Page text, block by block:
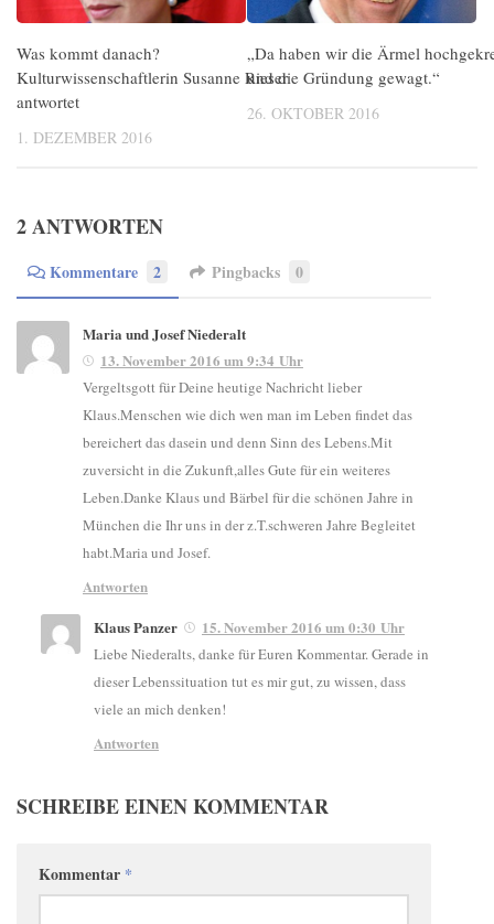
Was kommt danach?
Kulturwissenschaftlerin Susanne Rieser
antwortet
1. DEZEMBER 2016
„Da haben wir die Ärmel
und die Gründung gewagt.“
26. OKTOBER 2016
2 ANTWORTEN
Kommentare 2 Pingbacks 0
Maria und Josef Niederalt
13. November 2016 um 9:34 Uhr
Vergeltsgott für Deine heutige Nachricht lieber
Klaus.Menschen wie dich wen man im Leben findet das
bereichert das dasein und denn Sinn des Lebens.Mit
zuversicht in die Zukunft,alles Gute für ein weiteres
Leben.Danke Klaus und Bärbel für die schönen Jahre in
München die Ihr uns in der z.T.schweren Jahre Begleitet
habt.Maria und Josef.
Antworten
Klaus Panzer
15. November 2016 um 0:30 Uhr
Liebe Niederalts, danke für Euren Kommentar. Gerade in
dieser Lebenssituation tut es mir gut, zu wissen, dass
viele an mich denken!
Antworten
SCHREIBE EINEN KOMMENTAR
Kommentar *